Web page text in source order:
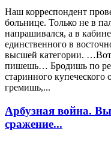
Наш корреспондент
больнице. Только не в
напрашивался, а в
единственного в
высшей категории. …Вот
пишешь… Бродишь по
старинного купеческого
гремишь,...
Арбузная война.
сражение...